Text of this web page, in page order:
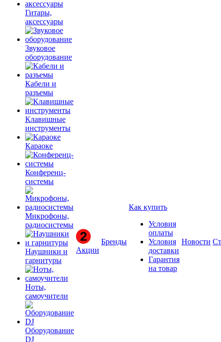
Гитары,
аксессуары
Звуковое
оборудование
Кабели и
разъемы
Клавишные
инструменты
Караоке
Конференц-
системы
Микрофоны,
радиосистемы
Наушники и
гарнитуры
Ноты,
самоучители
Оборудование
DJ
Акции
Бренды
Как купить
Условия
оплаты
Условия
доставки
Гарантия
на товар
Новости